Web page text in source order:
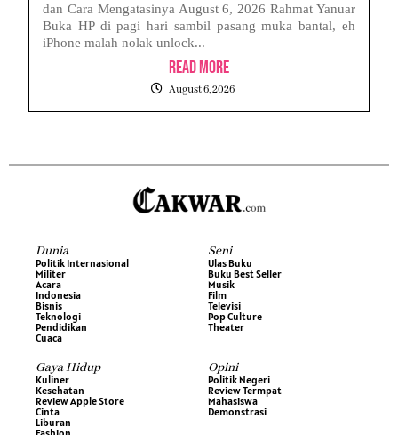
dan Cara Mengatasinya August 6, 2026 Rahmat Yanuar
Buka HP di pagi hari sambil pasang muka bantal, eh
iPhone malah nolak unlock...
Read More
August 6, 2026
Dunia
Politik Internasional
Militer
Acara
Indonesia
Bisnis
Teknologi
Pendidikan
Cuaca
Seni
Ulas Buku
Buku Best Seller
Musik
Film
Televisi
Pop Culture
Theater
Gaya Hidup
Kuliner
Kesehatan
Review Apple Store
Cinta
Liburan
Opini
Politik Negeri
Review Termpat
Mahasiswa
Demonstrasi